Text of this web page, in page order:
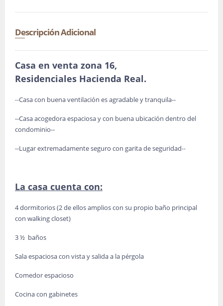
Descripción Adicional
Casa en venta zona 16,
Residenciales Hacienda Real.
--Casa con buena ventilación es agradable y tranquila--
--Casa acogedora espaciosa y con buena ubicación dentro del
condominio--
--Lugar extremadamente seguro con garita de seguridad--
La casa cuenta con:
4 dormitorios (2 de ellos amplios con su propio baño principal
con walking closet)
3 ½ baños
Sala espaciosa con vista y salida a la pérgola
Comedor espacioso
Cocina con gabinetes